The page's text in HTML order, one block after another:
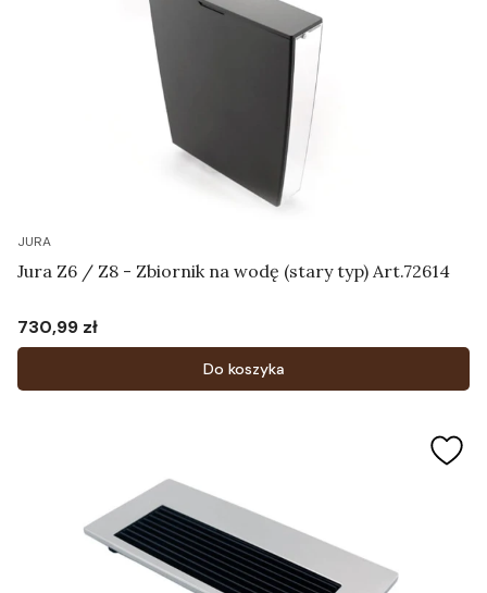
JURA
Jura Z6 / Z8 - Zbiornik na wodę (stary typ) Art.72614
Cena
730,99 zł
Do koszyka